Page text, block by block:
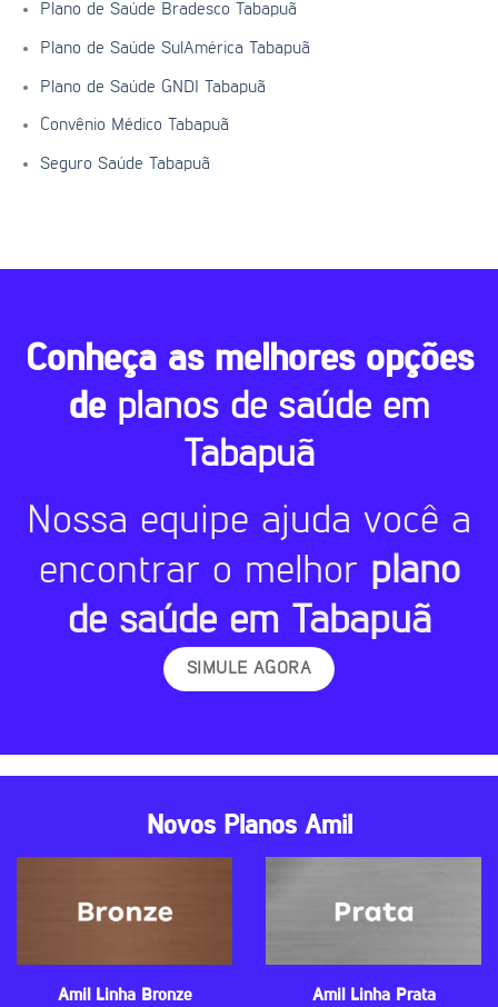
Plano de Saúde Bradesco Tabapuã
Plano de Saúde SulAmérica Tabapuã
Plano de Saúde GNDI Tabapuã
Convênio Médico Tabapuã
Seguro Saúde Tabapuã
Conheça as melhores opções
de planos de saúde em
Tabapuã
Nossa equipe ajuda você a
encontrar o melhor plano
de saúde em Tabapuã
SIMULE AGORA
Novos Planos Amil
Amil Linha Bronze Amil Linha Prata